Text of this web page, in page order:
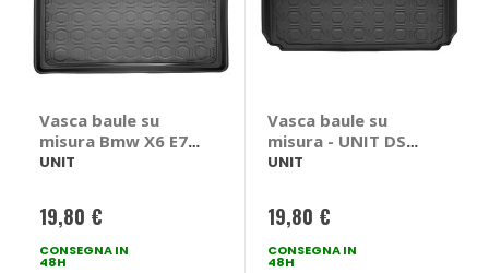
Vasca baule su
misura Bmw X6 E71
2008>2013 - UNIT
2013
UNIT
19,80 €
CONSEGNA IN
48H
Vasca baule su
misura - UNIT DS
DS3
UNIT
19,80 €
CONSEGNA IN
48H